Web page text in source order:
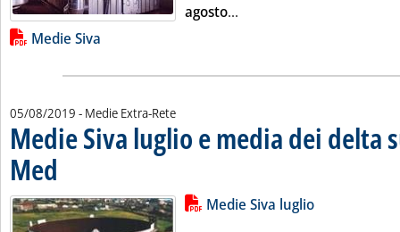
agosto...
Lista allegati PDF alla notizia
Medie Siva
05/08/2019 - Medie Extra-Rete
Medie Siva luglio e media dei delta
Med . Pubblicata lunedì 05 agosto 2019 alle 12.56.
Leggi tutta la notizia: 'Medie
Lista allegati PDF alla notiziaMedie Siva luglio